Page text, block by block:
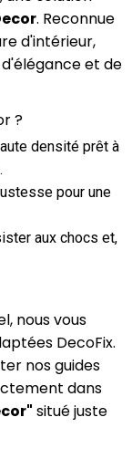
. Reconnue
d'intérieur,
et de
?
densité prêt à
pour une
aux chocs et,
nous vous
DecoFix.
nos guides
dans
situé juste